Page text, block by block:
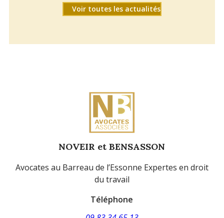
Voir toutes les actualités
NOVEIR et BENSASSON
Avocates au Barreau de l’Essonne Expertes en droit
du travail
Téléphone